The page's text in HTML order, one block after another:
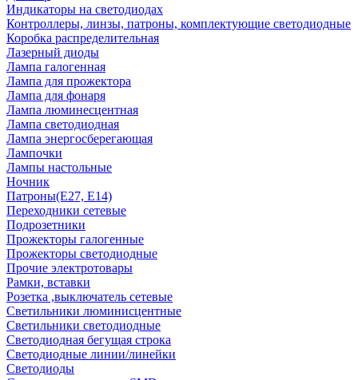
Индикаторы на светодиодах
Контроллеры, линзы, патроны, комплектующие светодиодные
Коробка распределительная
Лазерный диоды
Лампа галогенная
Лампа для прожектора
Лампа для фонаря
Лампа люминесцентная
Лампа светодиодная
Лампа энергосберегающая
Лампочки
Лампы настольные
Ночник
Патроны(Е27, Е14)
Переходники сетевые
Подрозетники
Прожекторы галогенные
Прожекторы светодиодные
Прочие электротовары
Рамки, вставки
Розетка ,выключатель сетевые
Светильники люминисцентные
Светильники светодиодные
Светодиодная бегущая строка
Светодиодные линии/линейки
Светодиоды